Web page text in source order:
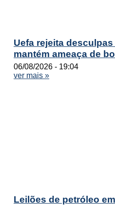
Uefa rejeita
mantém ameaça de
06/08/2026
19:04
ver mais »
Leilões de petróleo